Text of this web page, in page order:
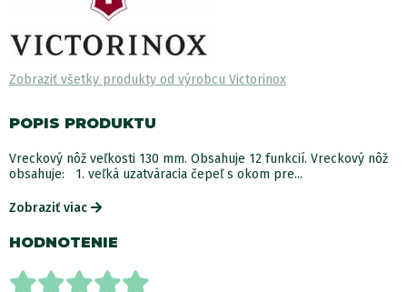
Zobraziť všetky produkty od výrobcu Victorinox
POPIS PRODUKTU
Vreckový nôž veľkosti 130 mm. Obsahuje 12 funkcií. Vreckový nôž
obsahuje: 1. veľká uzatváracia čepeľ s okom pre...
Zobraziť viac
HODNOTENIE